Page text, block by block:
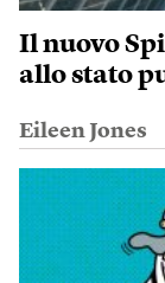
Il nuovo
allo stato
Eileen Jones